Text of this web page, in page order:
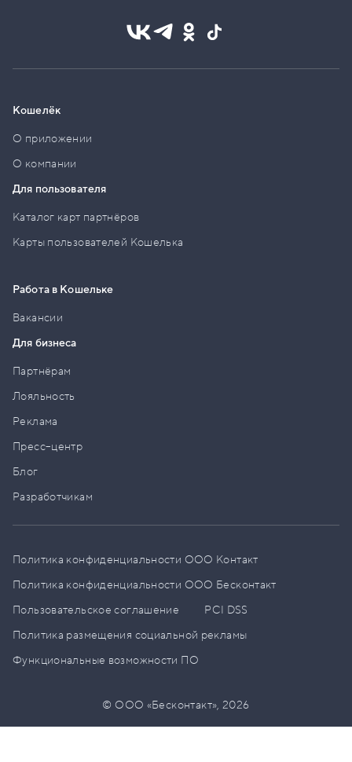
Кошелёк
О приложении
О компании
Для пользователя
Каталог карт партнёров
Карты пользователей Кошелька
Работа в Кошельке
Вакансии
Для бизнеса
Партнёрам
Лояльность
Реклама
Пресс–центр
Блог
Разработчикам
Политика конфиденциальности ООО Контакт
Политика конфиденциальности ООО Бесконтакт
Пользовательское соглашение
PCI DSS
Политика размещения социальной рекламы
Функциональные возможности ПО
© ООО «Бесконтакт»,2026